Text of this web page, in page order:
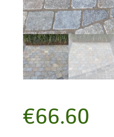
€66.60